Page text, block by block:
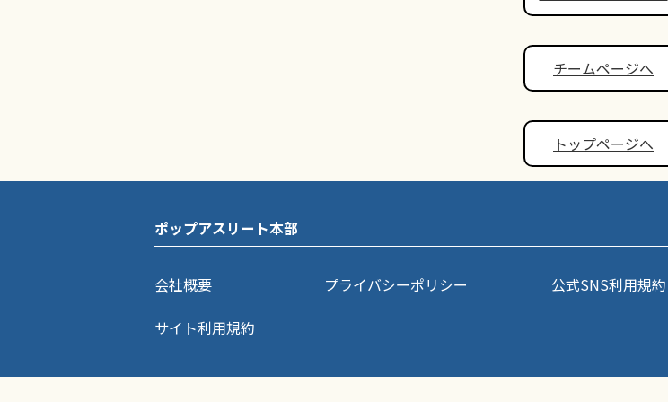
チームページへ
トップページへ
ポップアスリート本部
会社概要 プライバシーポリシー
公式SNS利用規約
サイト利用規約